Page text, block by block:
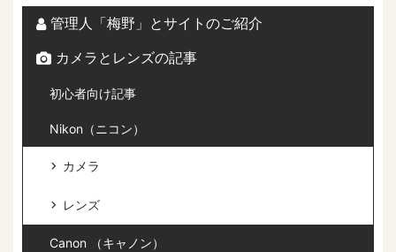
管理人「梅野」とサイトのご紹介
カメラとレンズの記事
初心者向け記事
Nikon（ニコン）
カメラ
レンズ
Canon （キャノン）